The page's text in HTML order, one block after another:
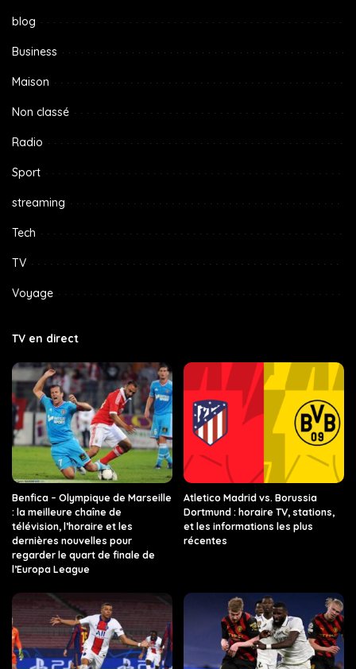
blog
Business
Maison
Non classé
Radio
Sport
streaming
Tech
TV
Voyage
TV en direct
Benfica – Olympique de Marseille
: la meilleure chaîne de
télévision, l’horaire et les
dernières nouvelles pour
regarder le quart de finale de
l’Europa League
Atletico Madrid vs. Borussia
Dortmund : horaire TV, stations,
et les informations les plus
récentes